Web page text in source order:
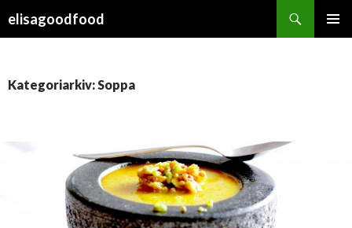
elisagoodfood
Kategoriarkiv: Soppa